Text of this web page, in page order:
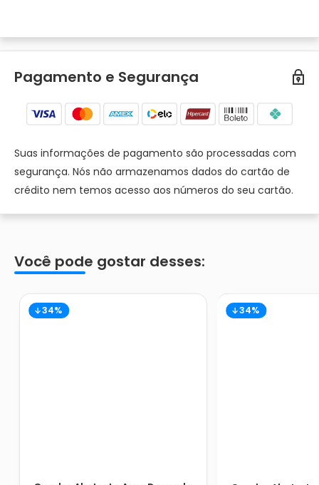
Pagamento e Segurança
Suas informações de pagamento são processadas com
segurança. Nós não armazenamos dados do cartão de
crédito nem temos acesso aos números do seu cartão.
Você pode gostar desses:
34% 34%